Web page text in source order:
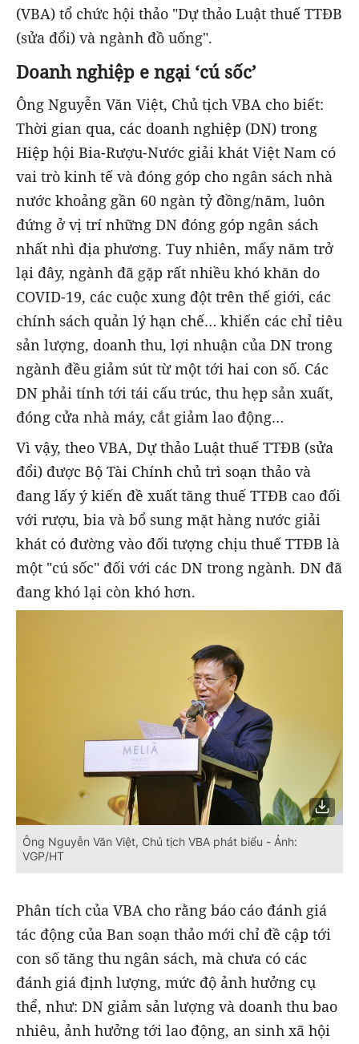
(VBA) tổ chức hội thảo "Dự thảo Luật thuế TTĐB
(sửa đổi) và ngành đồ uống".
Doanh nghiệp e ngại ‘cú sốc’
Ông Nguyễn Văn Việt, Chủ tịch VBA cho biết:
Thời gian qua, các doanh nghiệp (DN) trong
Hiệp hội Bia-Rượu-Nước giải khát Việt Nam có
vai trò kinh tế và đóng góp cho ngân sách nhà
nước khoảng gần 60 ngàn tỷ đồng/năm, luôn
đứng ở vị trí những DN đóng góp ngân sách
nhất nhì địa phương. Tuy nhiên, mấy năm trở
lại đây, ngành đã gặp rất nhiều khó khăn do
COVID-19, các cuộc xung đột trên thế giới, các
chính sách quản lý hạn chế… khiến các chỉ tiêu
sản lượng, doanh thu, lợi nhuận của DN trong
ngành đều giảm sút từ một tới hai con số. Các
DN phải tính tới tái cấu trúc, thu hẹp sản xuất,
đóng cửa nhà máy, cắt giảm lao động…
Vì vậy, theo VBA, Dự thảo Luật thuế TTĐB (sửa
đổi) được Bộ Tài Chính chủ trì soạn thảo và
đang lấy ý kiến đề xuất tăng thuế TTĐB cao đối
với rượu, bia và bổ sung mặt hàng nước giải
khát có đường vào đối tượng chịu thuế TTĐB là
một "cú sốc" đối với các DN trong ngành. DN đã
đang khó lại còn khó hơn.
Ông Nguyễn Văn Việt, Chủ tịch VBA phát biểu - Ảnh:
VGP/HT
Phân tích của VBA cho rằng báo cáo đánh giá
tác động của Ban soạn thảo mới chỉ đề cập tới
con số tăng thu ngân sách, mà chưa có các
đánh giá định lượng, mức độ ảnh hưởng cụ
thể, như: DN giảm sản lượng và doanh thu bao
nhiêu, ảnh hưởng tới lao động, an sinh xã hội